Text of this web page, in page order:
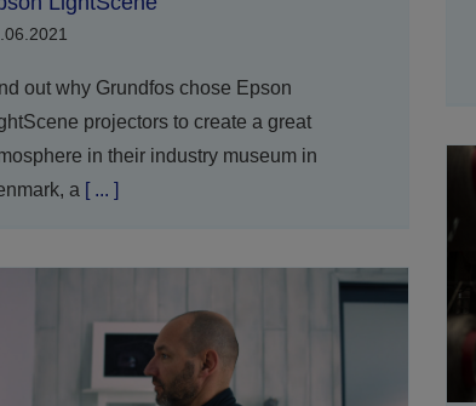
out why Grundfos chose Epson
projectors to create a great
in their industry museum in
a[ ... ]